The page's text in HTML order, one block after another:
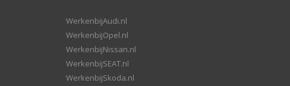
WerkenbijAudi.nl
WerkenbijOpel.nl
WerkenbijNissan.nl
WerkenbijSEAT.nl
WerkenbijSkoda.nl